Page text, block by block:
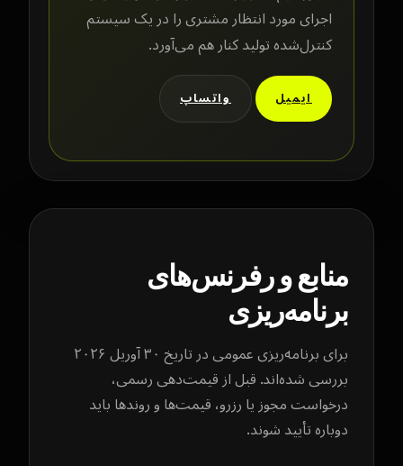
اجرای مورد انتظار مشتری را در یک سیستم
کنترل‌شده تولید کنار هم می‌آورد.
ایمیل واتساپ
منابع و رفرنس‌های
برنامه‌ریزی
برای برنامه‌ریزی عمومی در تاریخ ۳۰ آوریل ۲۰۲۶
بررسی شده‌اند. قبل از قیمت‌دهی رسمی،
درخواست مجوز یا رزرو، قیمت‌ها و روندها باید
دوباره تأیید شوند.